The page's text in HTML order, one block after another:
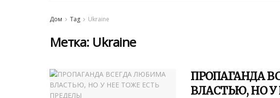
Дом Tag Ukraine
Метка: Ukraine
ПРОПАГАНДА
ВЛАСТЬЮ, НО У